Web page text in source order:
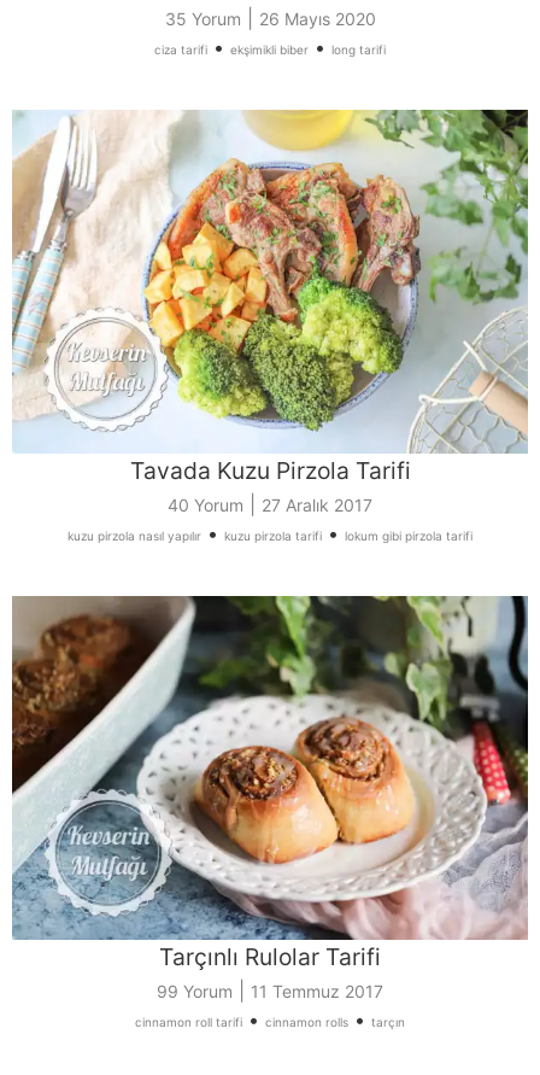
35 Yorum 26 Mayıs 2020
ciza tarifi • ekşimikli biber • long tarifi
Tavada Kuzu Pirzola Tarifi
40 Yorum 27 Aralık 2017
kuzu pirzola nasıl yapılır • kuzu pirzola tarifi • lokum gibi pirzola tarifi
Tarçınlı Rulolar Tarifi
99 Yorum 11 Temmuz 2017
cinnamon roll tarifi • cinnamon rolls • tarçın